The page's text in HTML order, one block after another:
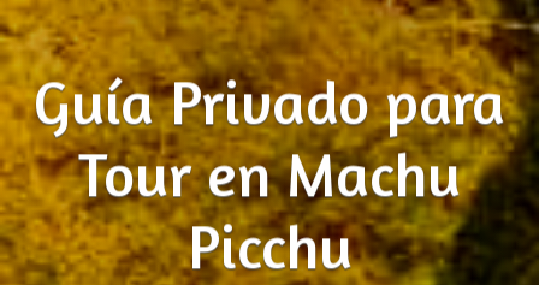
Guía Privado para
Tour en Machu
Picchu